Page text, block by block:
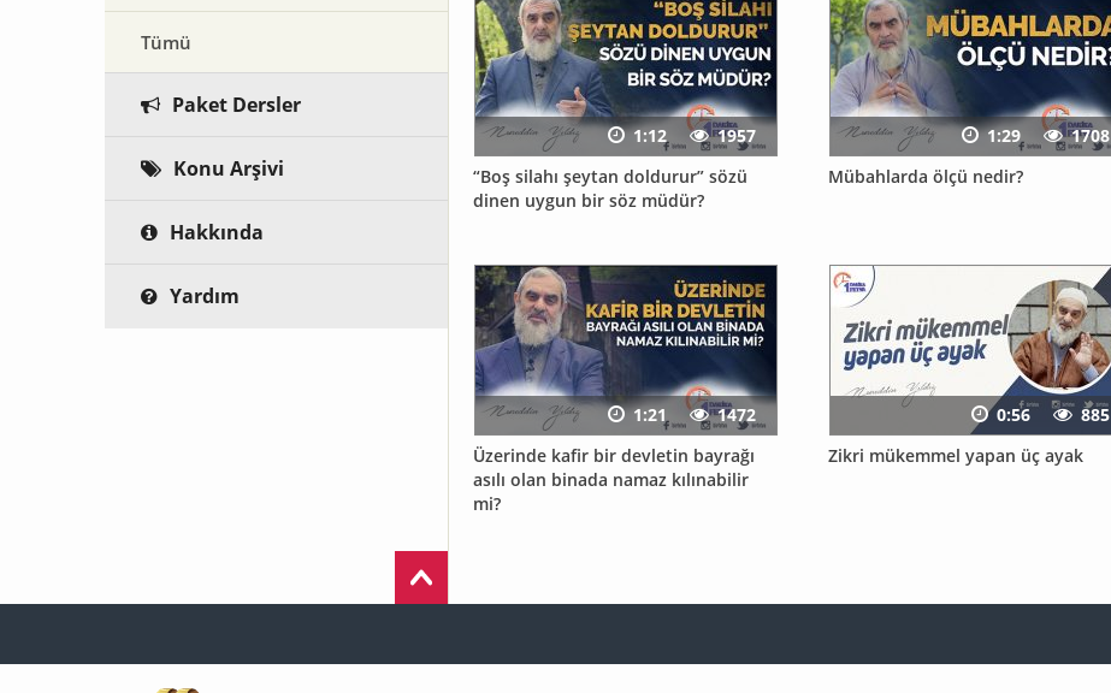
Tümü
Paket Dersler
Konu Arşivi
Hakkında
Yardım
“Boş silahı şeytan doldurur” sözü
dinen uygun bir söz müdür?
1:12
1957
Mübahlarda ölçü nedir?
1:29
1708
Üzerinde kafir bir devletin bayrağı
asılı olan binada namaz kılınabilir
mi?
1:21
1472
Zikri mükemmel yapan üç ayak
0:56
885